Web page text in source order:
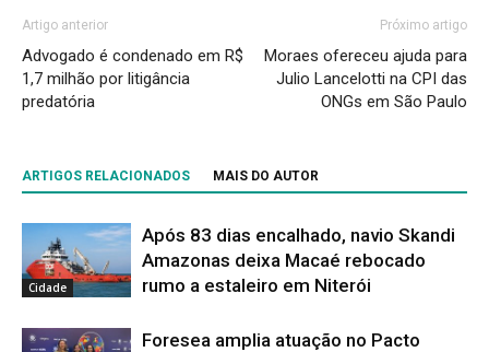
Artigo anterior
Advogado é condenado em R$
1,7 milhão por litigância
predatória
Próximo artigo
Moraes ofereceu ajuda para
Julio Lancelotti na CPI das
ONGs em São Paulo
ARTIGOS RELACIONADOS MAIS DO AUTOR
Cidade
Após 83 dias encalhado, navio Skandi
Amazonas deixa Macaé rebocado
rumo a estaleiro em Niterói
Foresea amplia atuação no Pacto